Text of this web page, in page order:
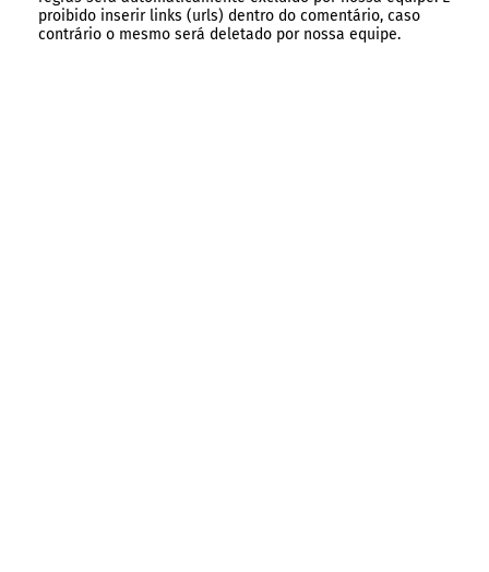
proibido inserir links (urls) dentro do comentário, caso
contrário o mesmo será deletado por nossa equipe.